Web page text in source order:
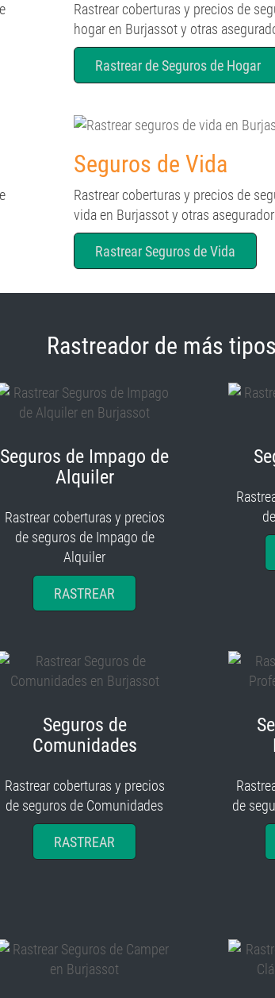
Rastrear coberturas y precios de
hogar en Burjassot y otras
Rastrear de Seguros de Hogar
Seguros de Vida
Rastrear coberturas y precios de
vida en Burjassot y otras
Rastrear Seguros de Vida
Rastreador de más
Seguros de Impago de
Alquiler
Rastrear coberturas y precios
de seguros de Impago de
Alquiler
RASTREAR
Seguros de
Comunidades
Rastrear coberturas y precios
de seguros de Comunidades
RASTREAR
de